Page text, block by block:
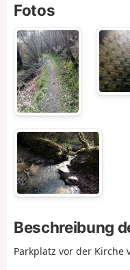
Fotos
Beschreibung
Parkplatz vor der Kirche